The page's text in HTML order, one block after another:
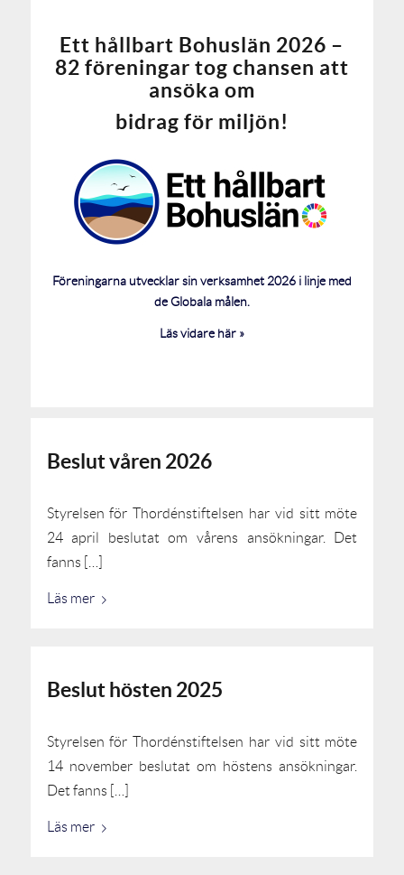
Ett hållbart Bohuslän 2026 –
82 föreningar tog chansen att
ansöka om
bidrag för miljön!
Föreningarna utvecklar sin verksamhet 2026 i linje med
de Globala målen.
Läs vidare här »
Beslut våren 2026
Styrelsen för Thordénstiftelsen har vid sitt möte
24 april beslutat om vårens ansökningar. Det
fanns […]
Läs mer
Beslut hösten 2025
Styrelsen för Thordénstiftelsen har vid sitt möte
14 november beslutat om höstens ansökningar.
Det fanns […]
Läs mer